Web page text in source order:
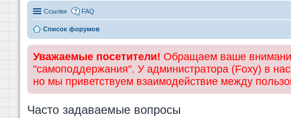
Ссылки FAQ
Список форумов
Уважаемые посетители! Обращаем ваше
"самоподдержания". У администратора (Foxy) в
но мы приветствуем взаимодействие между
Часто задаваемые вопросы